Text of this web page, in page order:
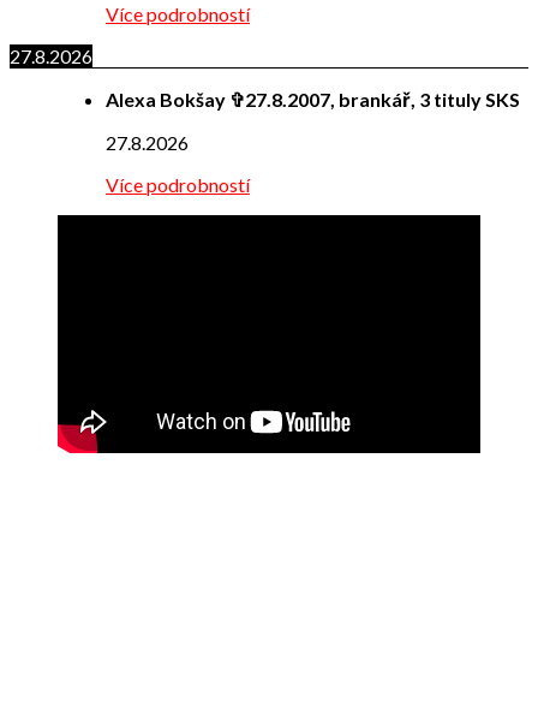
Více podrobností
27.8.2026
Alexa Bokšay ✞27.8.2007, brankář, 3 tituly SKS
27.8.2026
Více podrobností